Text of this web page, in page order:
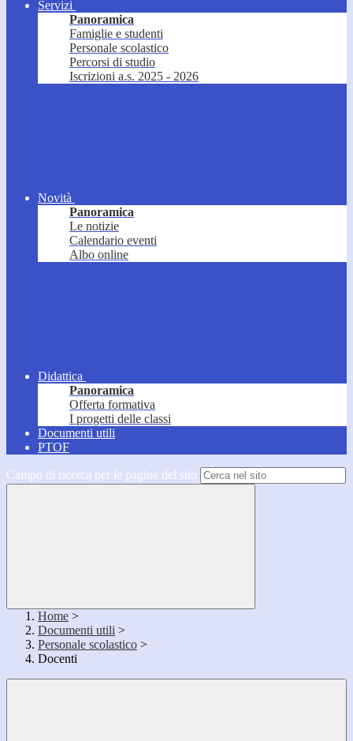
Servizi
Panoramica
Famiglie e studenti
Personale scolastico
Percorsi di studio
Iscrizioni a.s. 2025 - 2026
Novità
Panoramica
Le notizie
Calendario eventi
Albo online
Didattica
Panoramica
Offerta formativa
I progetti delle classi
Documenti utili
PTOF
Campo di ricerca per le pagine del sito
Home >
Documenti utili >
Personale scolastico >
Docenti